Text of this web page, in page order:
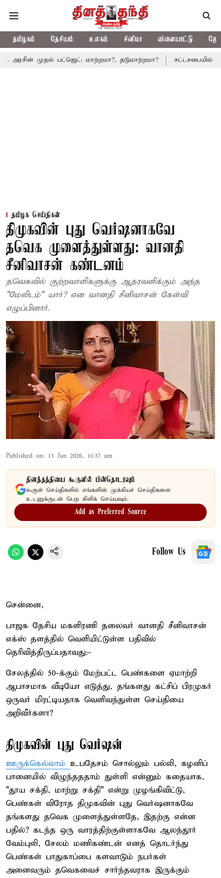
தமிழகம் தேசியம் உலகம் சினிமா விளையாட்டு
பட்ஜெட்: மாற்றமா?, தடுமாற்றமா? சட்டசபையில் பட்ஜெட்
தமிழக செய்திகள்
திமுகவின் புது வெர்ஷனாகவே
தவெக முளைத்துள்ளது: வானதி
சீனிவாசன் கண்டனம்
தவெகவில் குற்றவாளிகளுக்கு ஆதரவளிக்கும் அந்த
"மேலிடம்" யார்? என வானதி சீனிவாசன் கேள்வி
எழுப்பினார்.
Published on: 13 Jun 2026, 11:37 am
தினத்தந்தியை கூகுளில் பின்தொடரவும்
கூகுள் செய்திகளில் எங்களின் முக்கியச் செய்திகளை
உடனுக்குடன் பெற கிளிக் செய்யவும்.
Add as Preferred Source
Follow Us
சென்னை,
பாஜக தேசிய மகளிரணி தலைவர் வானதி சீனிவாசன்
எக்ஸ் தளத்தில் வெளியிட்டுள்ள பதிவில்
தெரிவித்திருப்பதாவது:-
சேலத்தில் 50-க்கும் மேற்பட்ட பெண்களை ஏமாற்றி
ஆபாசமாக வீடியோ எடுத்து, தங்களது கட்சிப் பிரமுகர்
ஒருவர் மிரட்டியதாக வெளிவந்துள்ள செய்தியை
அறிவீர்களா?
திமுகவின் புது வெர்ஷன்
ஊருக்கெல்லாம் உபதேசம் சொல்லும் பல்லி, கழனிப்
பானையில் விழுந்தததாம் துள்ளி என்னும் கதையாக,
"தூய சக்தி, மாற்று சக்தி" என்று முழங்கிவிட்டு,
பெண்கள் விரோத திமுகவின் புது வெர்ஷனாகவே
தங்களது தவெக முளைத்துள்ளதே, இதற்கு என்ன
பதில்? கடந்த ஒரு வாரத்திற்குள்ளாகவே ஆலந்தூர்
வேம்புலி, சேலம் மணிகண்டன் எனத் தொடர்ந்து
பெண்கள் பாதுகாப்பை களவாடும் நபர்கள்
அனைவரும் தவெகவைச் சார்ந்தவராக இருக்கும்